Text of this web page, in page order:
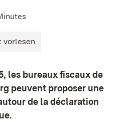
vorlesen
les bureaux fiscaux de
peuvent proposer une
de la déclaration